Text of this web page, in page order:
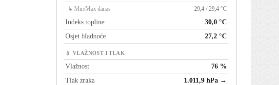
↳ Min/Max danas 29,4 / 29,4 °C
Indeks topline
30,0 °C
Osjet hladnoće
27,2 °C
💧 VLAŽNOST I TLAK
Vlažnost
76 %
Tlak zraka
1.011,9 hPa →